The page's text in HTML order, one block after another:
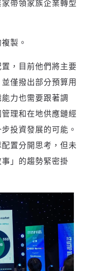
帶領家族企業轉型
製。
，目前他們將主要
僅撥出部分預算用
力也需要跟著調
理和在地供應鏈經
投資發展的可能。
置分開思考，但未
」的趨勢緊密掛